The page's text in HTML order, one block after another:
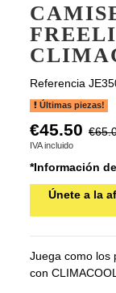
Referencia
Últimas piezas!
€45.50
IVA incluido
*Información
Únete a la
Juega como los
con